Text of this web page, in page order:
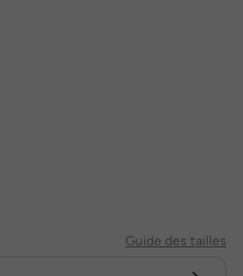
Guide des tailles